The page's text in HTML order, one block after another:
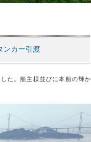
ンカー引渡
た。船主様並びに本船の輝か